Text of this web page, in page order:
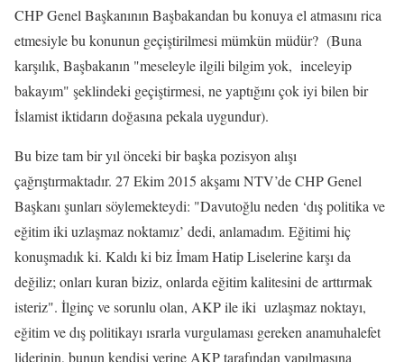
CHP Genel Başkanının Başbakandan bu konuya el atmasını rica
etmesiyle bu konunun geçiştirilmesi mümkün müdür? (Buna
karşılık, Başbakanın "meseleyle ilgili bilgim yok, inceleyip
bakayım" şeklindeki geçiştirmesi, ne yaptığını çok iyi bilen bir
İslamist iktidarın doğasına pekala uygundur).
Bu bize tam bir yıl önceki bir başka pozisyon alışı
çağrıştırmaktadır. 27 Ekim 2015 akşamı NTV’de CHP Genel
Başkanı şunları söylemekteydi: "Davutoğlu neden ‘dış politika ve
eğitim iki uzlaşmaz noktamız’ dedi, anlamadım. Eğitimi hiç
konuşmadık ki. Kaldı ki biz İmam Hatip Liselerine karşı da
değiliz; onları kuran biziz, onlarda eğitim kalitesini de arttırmak
isteriz". İlginç ve sorunlu olan, AKP ile iki uzlaşmaz noktayı,
eğitim ve dış politikayı ısrarla vurgulaması gereken anamuhalefet
liderinin, bunun kendisi yerine AKP tarafından yapılmasına